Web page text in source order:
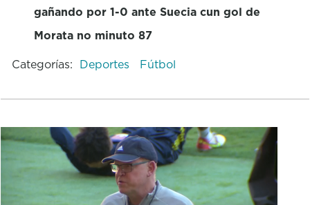
gañando por 1-0 ante Suecia cun gol de
Morata no minuto 87
Categorías: Deportes Fútbol